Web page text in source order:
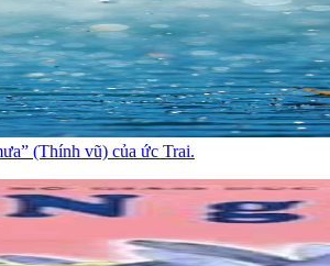
(Thính vũ) của ức Trai.